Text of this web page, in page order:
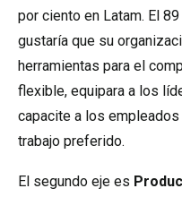
por ciento en Latam. El
gustaría que su
herramientas para el
flexible, equipara a los
capacite a los
trabajo preferido.
El segundo eje es